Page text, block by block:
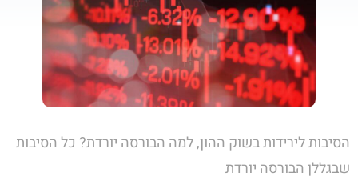
הסיבות לירידות בשוק ההון, למה הבורסה יורדת? כל הסיבות
שבגללן הבורסה יורדת